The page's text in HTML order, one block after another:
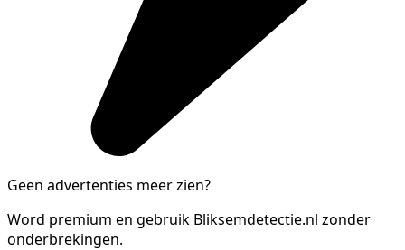
Geen advertenties meer zien?
Word premium en gebruik Bliksemdetectie.nl zonder
onderbrekingen.